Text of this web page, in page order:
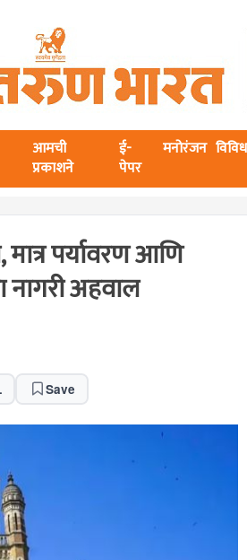
आमची
प्रकाशने
ई-
पेपर
मनोरंजन विविध
पर्यावरण आणि
नागरी अहवाल
Save